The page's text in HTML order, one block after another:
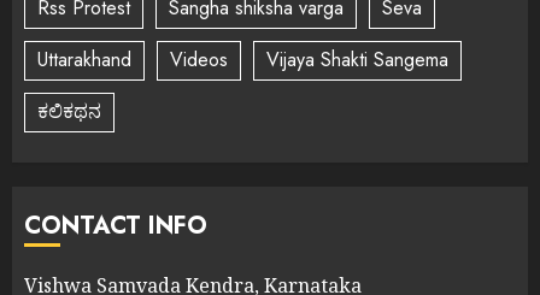
Rss Protest
Sangha shiksha varga
Seva
Uttarakhand
Videos
Vijaya Shakti Sangema
ಕಲಿಕಥನ
CONTACT INFO
Vishwa Samvada Kendra, Karnataka